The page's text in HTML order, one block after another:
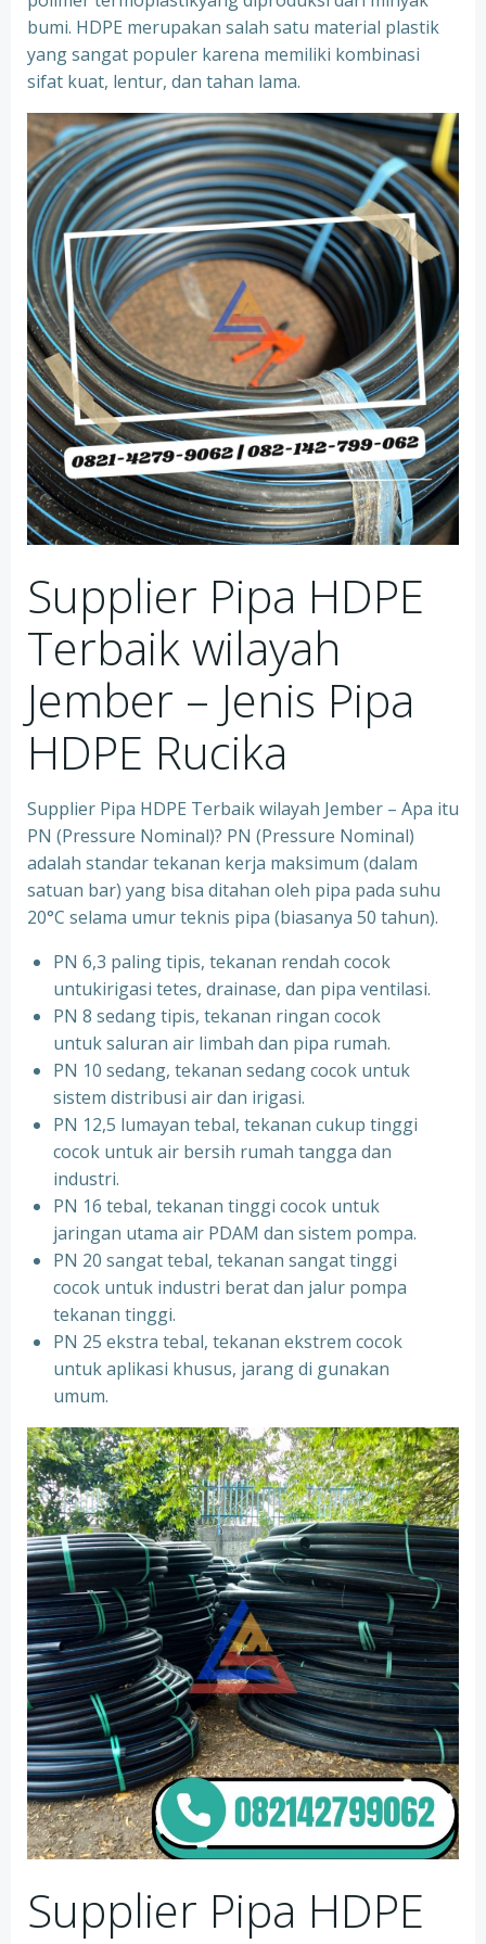
bumi. HDPE merupakan salah satu material plastik
yang sangat populer karena memiliki kombinasi
sifat kuat, lentur, dan tahan lama.
Supplier Pipa HDPE
Terbaik wilayah
Jember – Jenis Pipa
HDPE Rucika
Supplier Pipa HDPE Terbaik wilayah Jember – Apa itu
PN (Pressure Nominal)? PN (Pressure Nominal)
adalah standar tekanan kerja maksimum (dalam
satuan bar) yang bisa ditahan oleh pipa pada suhu
20°C selama umur teknis pipa (biasanya 50 tahun).
PN 6,3 paling tipis, tekanan rendah cocok
untukirigasi tetes, drainase, dan pipa ventilasi.
PN 8 sedang tipis, tekanan ringan cocok
untuk saluran air limbah dan pipa rumah.
PN 10 sedang, tekanan sedang cocok untuk
sistem distribusi air dan irigasi.
PN 12,5 lumayan tebal, tekanan cukup tinggi
cocok untuk air bersih rumah tangga dan
industri.
PN 16 tebal, tekanan tinggi cocok untuk
jaringan utama air PDAM dan sistem pompa.
PN 20 sangat tebal, tekanan sangat tinggi
cocok untuk industri berat dan jalur pompa
tekanan tinggi.
PN 25 ekstra tebal, tekanan ekstrem cocok
untuk aplikasi khusus, jarang di gunakan
umum.
Supplier Pipa HDPE